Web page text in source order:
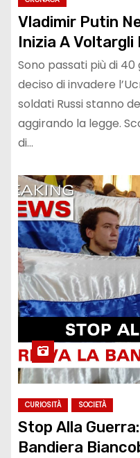
Vladimir Putin
Inizia A Voltargli
Sono passati più di
deciso di invadere
soldati Russi stanno
aggirando la legge.
di…
CURIOSITÀ SOCIETÀ
Stop Alla
Bandiera